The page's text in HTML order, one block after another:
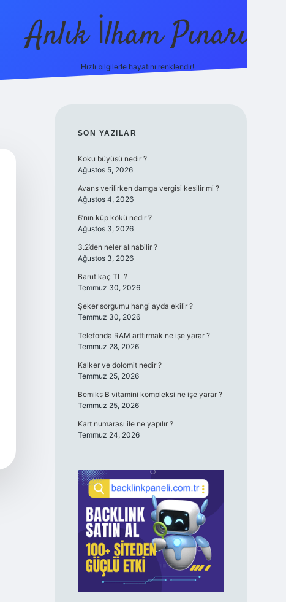
Anlık İlham Pınarı
Hızlı bilgilerle hayatını renklendir!
SIDEBAR
SON YAZILAR
Koku büyüsü nedir ?
Ağustos 5, 2026
Avans verilirken damga vergisi kesilir mi ?
Ağustos 4, 2026
6’nın küp kökü nedir ?
Ağustos 3, 2026
3.2’den neler alınabilir ?
Ağustos 3, 2026
Barut kaç TL ?
Temmuz 30, 2026
Şeker sorgumu hangi ayda ekilir ?
Temmuz 30, 2026
Telefonda RAM arttırmak ne işe yarar ?
Temmuz 28, 2026
Kalker ve dolomit nedir ?
Temmuz 25, 2026
Bemiks B vitamini kompleksi ne işe yarar ?
Temmuz 25, 2026
Kart numarası ile ne yapılır ?
Temmuz 24, 2026